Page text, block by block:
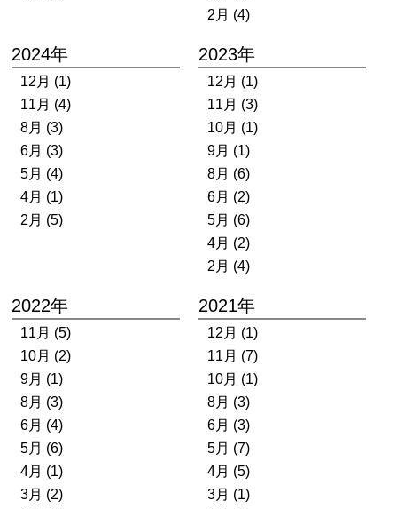
2月 (4)
2024年
12月 (1)
11月 (4)
8月 (3)
6月 (3)
5月 (4)
4月 (1)
2月 (5)
2023年
12月 (1)
11月 (3)
10月 (1)
9月 (1)
8月 (6)
6月 (2)
5月 (6)
4月 (2)
2月 (4)
2022年
11月 (5)
10月 (2)
9月 (1)
8月 (3)
6月 (4)
5月 (6)
4月 (1)
3月 (2)
2021年
12月 (1)
11月 (7)
10月 (1)
8月 (3)
6月 (3)
5月 (7)
4月 (5)
3月 (1)